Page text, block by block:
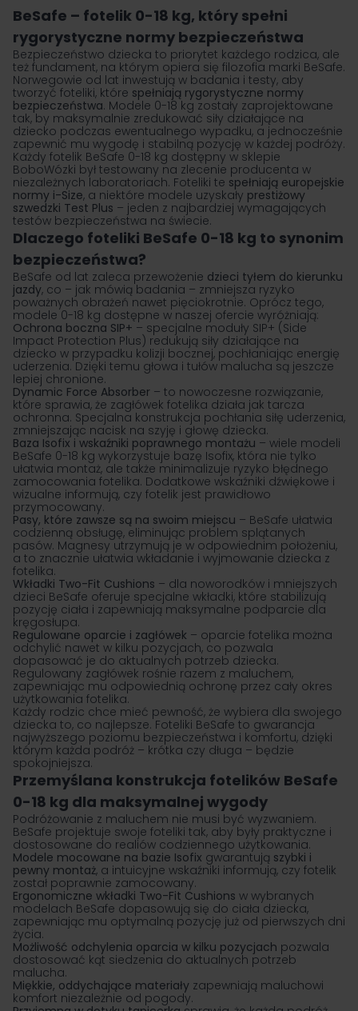
BeSafe – fotelik 0-18 kg, który spełni
rygorystyczne normy bezpieczeństwa
Bezpieczeństwo dziecka to priorytet każdego rodzica, ale
też fundament, na którym opiera się filozofia marki BeSafe.
Norwegowie od lat inwestują w badania i testy, aby
tworzyć foteliki, które spełniają rygorystyczne normy
bezpieczeństwa. Modele 0-18 kg zostały zaprojektowane
tak, by maksymalnie zredukować siły działające na
dziecko podczas ewentualnego wypadku, a jednocześnie
zapewnić mu wygodę i stabilną pozycję w każdej podróży.
Każdy fotelik BeSafe 0-18 kg dostępny w sklepie
BoboWózki był testowany na zlecenie producenta w
niezależnych laboratoriach. Foteliki te spełniają europejskie
normy i-Size, a niektóre modele uzyskały prestiżowy
szwedzki Test Plus – jeden z najbardziej wymagających
testów bezpieczeństwa na świecie.
Dlaczego foteliki BeSafe 0-18 kg to synonim
bezpieczeństwa?
BeSafe od lat zaleca przewożenie dzieci tyłem do kierunku
jazdy, co – jak mówią badania – zmniejsza ryzyko
poważnych obrażeń nawet pięciokrotnie. Oprócz tego,
modele 0-18 kg dostępne w naszej ofercie wyróżniają:
Ochrona boczna SIP+ – specjalne moduły SIP+ (Side
Impact Protection Plus) redukują siły działające na
dziecko w przypadku kolizji bocznej, pochłaniając energię
uderzenia. Dzięki temu głowa i tułów malucha są jeszcze
lepiej chronione.
Dynamic Force Absorber – to nowoczesne rozwiązanie,
które sprawia, że zagłówek fotelika działa jak tarcza
ochronna. Specjalna konstrukcja pochłania siłę uderzenia,
zmniejszając nacisk na szyję i głowę dziecka.
Baza Isofix i wskaźniki poprawnego montażu – wiele modeli
BeSafe 0-18 kg wykorzystuje bazę Isofix, która nie tylko
ułatwia montaż, ale także minimalizuje ryzyko błędnego
zamocowania fotelika. Dodatkowe wskaźniki dźwiękowe i
wizualne informują, czy fotelik jest prawidłowo
przymocowany.
Pasy, które zawsze są na swoim miejscu – BeSafe ułatwia
codzienną obsługę, eliminując problem splątanych
pasów. Magnesy utrzymują je w odpowiednim położeniu,
a to znacznie ułatwia wkładanie i wyjmowanie dziecka z
fotelika.
Wkładki Two-Fit Cushions – dla noworodków i mniejszych
dzieci BeSafe oferuje specjalne wkładki, które stabilizują
pozycję ciała i zapewniają maksymalne podparcie dla
kręgosłupa.
Regulowane oparcie i zagłówek – oparcie fotelika można
odchylić nawet w kilku pozycjach, co pozwala
dopasować je do aktualnych potrzeb dziecka.
Regulowany zagłówek rośnie razem z maluchem,
zapewniając mu odpowiednią ochronę przez cały okres
użytkowania fotelika.
Każdy rodzic chce mieć pewność, że wybiera dla swojego
dziecka to, co najlepsze. Foteliki BeSafe to gwarancja
najwyższego poziomu bezpieczeństwa i komfortu, dzięki
którym każda podróż – krótka czy długa – będzie
spokojniejsza.
Przemyślana konstrukcja fotelików BeSafe
0-18 kg dla maksymalnej wygody
Podróżowanie z maluchem nie musi być wyzwaniem.
BeSafe projektuje swoje foteliki tak, aby były praktyczne i
dostosowane do realiów codziennego użytkowania.
Modele mocowane na bazie Isofix gwarantują szybki i
pewny montaż, a intuicyjne wskaźniki informują, czy fotelik
został poprawnie zamocowany.
Ergonomiczne wkładki Two-Fit Cushions w wybranych
modelach BeSafe dopasowują się do ciała dziecka,
zapewniając mu optymalną pozycję już od pierwszych dni
życia.
Możliwość odchylenia oparcia w kilku pozycjach pozwala
dostosować kąt siedzenia do aktualnych potrzeb
malucha.
Miękkie, oddychające materiały zapewniają maluchowi
komfort niezależnie od pogody.